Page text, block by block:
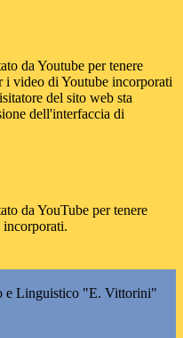
da Youtube per tenere
i video di Youtube incorporati
del sito web sta
dell'interfaccia di
da YouTube per tenere
e Linguistico "E. Vittorini"